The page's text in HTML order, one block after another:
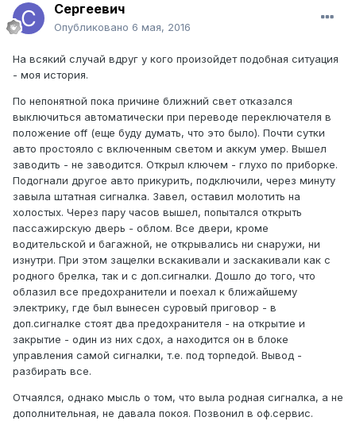
Сергеевич
Опубликовано 6 мая, 2016
На всякий случай вдруг у кого произойдет подобная ситуация
- моя история.
По непонятной пока причине ближний свет отказался
выключиться автоматически при переводе переключателя в
положение off (еще буду думать, что это было). Почти сутки
авто простояло с включенным светом и аккум умер. Вышел
заводить - не заводится. Открыл ключем - глухо по приборке.
Подогнали другое авто прикурить, подключили, через минуту
завыла штатная сигналка. Завел, оставил молотить на
холостых. Через пару часов вышел, попытался открыть
пассажирскую дверь - облом. Все двери, кроме
водительской и багажной, не открывались ни снаружи, ни
изнутри. При этом защелки вскакивали и заскакивали как с
родного брелка, так и с доп.сигналки. Дошло до того, что
облазил все предохранители и поехал к ближайшему
электрику, где был вынесен суровый приговор - в
доп.сигналке стоят два предохранителя - на открытие и
закрытие - один из них сдох, а находится он в блоке
управления самой сигналки, т.е. под торпедой. Вывод -
разбирать все.
Отчаялся, однако мысль о том, что выла родная сигналка, а не
дополнительная, не давала покоя. Позвонил в оф.сервис.